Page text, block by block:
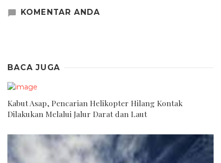
KOMENTAR ANDA
BACA JUGA
Kabut Asap, Pencarian Helikopter Hilang Kontak
Dilakukan Melalui Jalur Darat dan Laut